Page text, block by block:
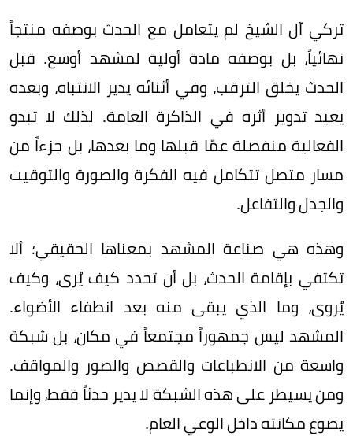
تركي آل الشيخ لم يتعامل مع الحدث بوصفه منتجاً
نهائياً، بل بوصفه مادة أولية لمشهد أوسع. قبل
الحدث يخلق الترقب، وفي أثنائه يدير الانتباه، وبعده
يعيد تدوير أثره في الذاكرة العامة. لذلك لا تبدو
الفعالية منفصلة عمّا قبلها وما بعدها، بل جزءاً من
مسار متصل تتكامل فيه الفكرة والصورة والتوقيت
والجدل والتفاعل.
وهذه هي صناعة المشهد بمعناها الحقيقي؛ ألا
تكتفي بإقامة الحدث، بل أن تحدد كيف يُرى، وكيف
يُروى، وما الذي يبقى منه بعد انطفاء الأضواء.
المشهد ليس جمهوراً مجتمعاً في مكان، بل شبكة
واسعة من الانطباعات والقصص والصور والمواقف.
ومن يسيطر على هذه الشبكة لا يدير حدثاً فقط، وإنما
يصوغ مكانته داخل الوعي العام.